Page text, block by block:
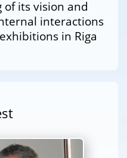
its vision and
interactions
in Riga